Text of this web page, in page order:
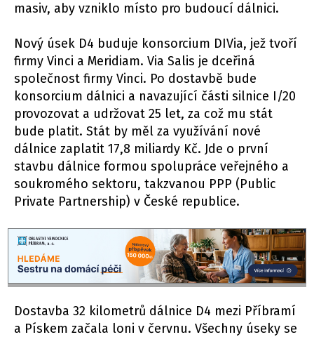
masiv, aby vzniklo místo pro budoucí dálnici.
Nový úsek D4 buduje konsorcium DIVia, jež tvoří
firmy Vinci a Meridiam. Via Salis je dceřiná
společnost firmy Vinci. Po dostavbě bude
konsorcium dálnici a navazující části silnice I/20
provozovat a udržovat 25 let, za což mu stát
bude platit. Stát by měl za využívání nové
dálnice zaplatit 17,8 miliardy Kč. Jde o první
stavbu dálnice formou spolupráce veřejného a
soukromého sektoru, takzvanou PPP (Public
Private Partnership) v České republice.
Dostavba 32 kilometrů dálnice D4 mezi Příbramí
a Pískem začala loni v červnu. Všechny úseky se